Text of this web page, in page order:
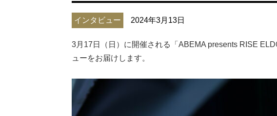
インタビュー 2024年3月13日
3月17日（日）に開催される「ABEMA presents RISE
ューをお届けします。